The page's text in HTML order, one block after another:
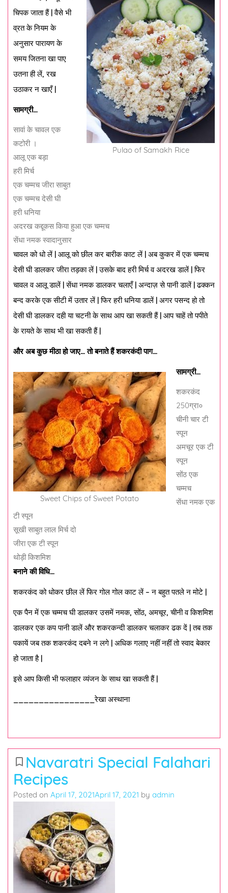
Pulao of Samakh Rice
चिपक जाता हैं | वैसे भी
व्रत के नियम के
अनुसार पारायण के
समय जितना खा पाए
उतना ही लें, रख
उठाकर न खाएँ |
सामग्री…
सावां के चावल एक
कटोरी ।
आलू एक बड़ा
हरी मिर्च
एक चम्मच जीरा साबुत
एक चम्मच देसी घी
हरी धनिया
अदरख कद्दूकस किया हुआ एक चम्मच
सेंधा नमक स्वादानुसार
चावल को धो लें | आलू को छील कर बारीक काट लें | अब कुकर में एक चम्मच
देसी घी डालकर जीरा तड़का लें | उसके बाद हरी मिर्च व अदरख डालें | फिर
चावल व आलू डालें | सेंधा नमक डालकर चलाएँ | अन्दाज़ से पानी डालें | ढक्कन
बन्द करके एक सीटी में उतार लें | फिर हरी धनिया डालें | अगर पसन्द हो तो
देसी घी डालकर दही या चटनी के साथ आप खा सकती हैं | आप चाहें तो पपीते
के रायते के साथ भी खा सकती हैं |
और अब कुछ मीठा हो जाए… तो बनाते हैं शकरकंदी पाग…
Sweet Chips of Sweet Potato
सामग्री…
शकरकंद
250ग्रा०
चीनी चार टी
स्पून
अमचूर एक टी
स्पून
सोंठ एक
चम्मच
सेंधा नमक एक
टी स्पून
सूखी साबुत लाल मिर्च दो
जीरा एक टी स्पून
थोड़ी किशमिश
बनाने की विधि…
शकरकंद को धोकर छील लें फिर गोल गोल काट लें – न बहुत पतले न मोटे |
एक पैन में एक चम्मच घी डालकर उसमें नमक, सोंठ, अमचूर, चीनी व किशमिश
डालकर एक कप पानी डालें और शकरकन्दी डालकर चलाकर ढक दें | तब तक
पकायें जब तक शकरकंद दबने न लगे | अधिक गलाए नहीं नहीं तो स्वाद बेकार
हो जाता है |
इसे आप किसी भी फलाहार व्यंजन के साथ खा सकती हैं |
________________रेखा अस्थाना
bookmark_border Navaratri Special Falahari
Recipes
Posted on April 17, 2021April 17, 2021 by admin